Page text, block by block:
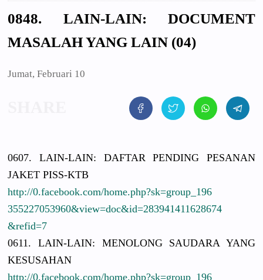
0848. LAIN-LAIN: DOCUMENT
MASALAH YANG LAIN (04)
Jumat, Februari 10
0607. LAIN-LAIN: DAFTAR PENDING PESANAN
JAKET PISS-KTB
http://0.facebook.com/home.php?sk=group_196
355227053960&view=doc&id=283941411628674
&refid=7
0611. LAIN-LAIN: MENOLONG SAUDARA YANG
KESUSAHAN
http://0.facebook.com/home.php?sk=group_196